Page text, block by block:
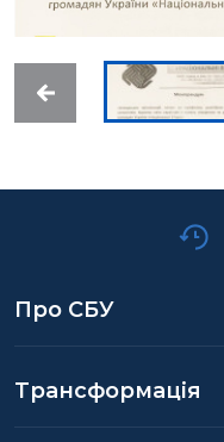
Про СБУ
Трансформація